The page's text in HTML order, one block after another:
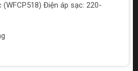
(WFCP518) Điện áp sạc: 220-